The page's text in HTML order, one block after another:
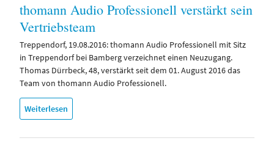
thomann Audio Professionell verstärkt sein
Vertriebsteam
Treppendorf, 19.08.2016: thomann Audio Professionell mit Sitz
in Treppendorf bei Bamberg verzeichnet einen Neuzugang.
Thomas Dürrbeck, 48, verstärkt seit dem 01. August 2016 das
Team von thomann Audio Professionell.
Weiterlesen